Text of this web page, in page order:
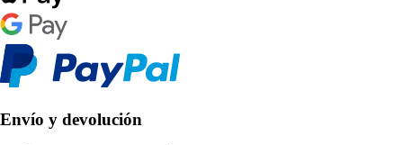
Envío y devolución